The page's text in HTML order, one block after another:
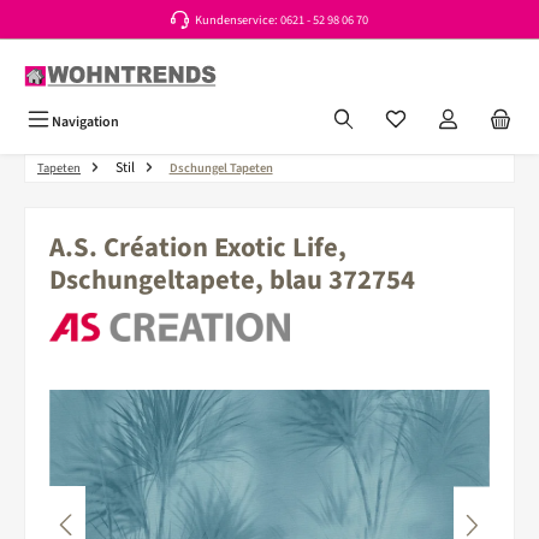
Kundenservice: 0621 - 52 98 06 70
Navigation Du hast 0 Produkte
Tapeten Stil Dschungel Tapeten
A.S. Création Exotic Life,
Dschungeltapete, blau 372754
Bildergalerie überspringen